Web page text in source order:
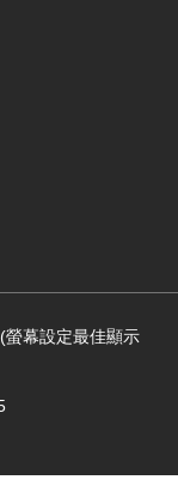
幕設定最佳顯示